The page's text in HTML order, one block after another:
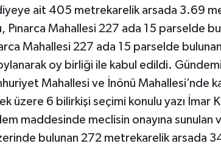
ait 405 metrekarelik arsada 3.69
Pınarca Mahallesi 227 ada 15 parselde
Mahallesi 227 ada 15 parselde
oylanarak oy birliği ile kabul edildi.
Mahallesi ve İnönü Mahallesi’nde
üzere 6 bilirkişi seçimi konulu yazı İmar
maddesinde meclisin onayına sunulan
bulunan 272 metrekarelik arsada